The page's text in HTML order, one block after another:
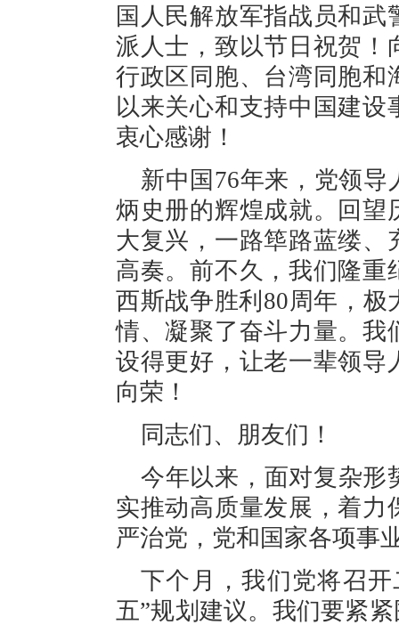
国人民解放军指战员和
派人士，致以节日祝贺！
行政区同胞、台湾同胞和
以来关心和支持中国建
衷心感谢！
新中国76年来，党领
炳史册的辉煌成就。回望
大复兴，一路筚路蓝缕、
高奏。前不久，我们隆重
西斯战争胜利80周年，
情、凝聚了奋斗力量。我
设得更好，让老一辈领导
向荣！
同志们、朋友们！
今年以来，面对复杂形
实推动高质量发展，着力
严治党，党和国家各项事
下个月，我们党将召
五”规划建议。我们要紧